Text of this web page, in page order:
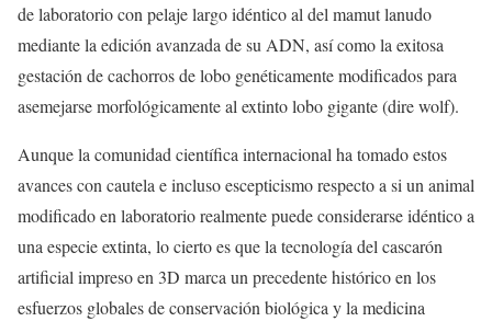
de laboratorio con pelaje largo idéntico al del mamut lanudo
mediante la edición avanzada de su ADN, así como la exitosa
gestación de cachorros de lobo genéticamente modificados para
asemejarse morfológicamente al extinto lobo gigante (dire wolf).
Aunque la comunidad científica internacional ha tomado estos
avances con cautela e incluso escepticismo respecto a si un animal
modificado en laboratorio realmente puede considerarse idéntico a
una especie extinta, lo cierto es que la tecnología del cascarón
artificial impreso en 3D marca un precedente histórico en los
esfuerzos globales de conservación biológica y la medicina